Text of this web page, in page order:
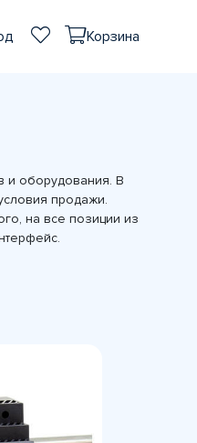
Корзина
и оборудования. В
продажи.
на все позиции из